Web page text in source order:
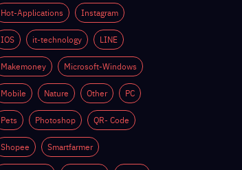
Hot-Applications Instagram
IOS it-technology LINE
Makemoney Microsoft-Windows
Mobile Nature Other PC
Pets Photoshop QR- Code
Shopee Smartfarmer